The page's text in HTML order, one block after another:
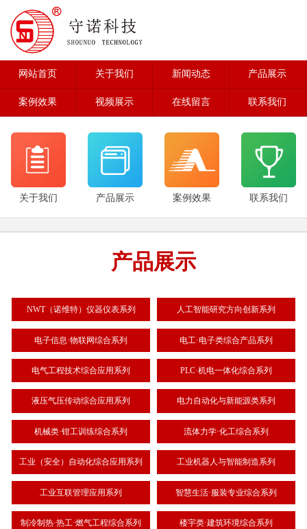
网站首页 关于我们 新闻动态 产品展示
案例效果 视频展示 在线留言 联系我们
关于我们 产品展示 案例效果 联系我们
产品展示
NWT（诺维特）仪器仪表系列 人工智能研究方向创新系列
电子信息·物联网综合系列 电工·电子类综合产品系列
电气工程技术综合应用系列 PLC·机电一体化综合系列
液压气压传动综合应用系列 电力自动化与新能源类系列
机械类·钳工训练综合系列 流体力学·化工综合系列
工业（安全）自动化综合应用系列 工业机器人与智能制造系列
工业互联管理应用系列 智慧生活·服装专业综合系列
制冷制热·热工·燃气工程综合系列 楼宇类·建筑环境综合系列